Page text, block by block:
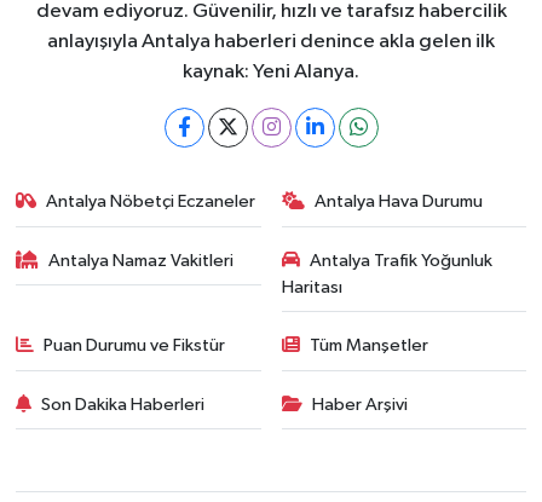
devam ediyoruz. Güvenilir, hızlı ve tarafsız habercilik
anlayışıyla Antalya haberleri denince akla gelen ilk
kaynak: Yeni Alanya.
Antalya Nöbetçi Eczaneler Antalya Hava Durumu
Antalya Namaz Vakitleri
Antalya Trafik Yoğunluk
Haritası
Puan Durumu ve Fikstür Tüm Manşetler
Son Dakika Haberleri Haber Arşivi